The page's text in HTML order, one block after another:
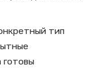
тип
готовы